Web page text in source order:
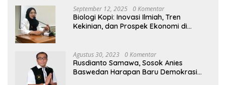
September 12, 2025 0 Komentar
Biologi Kopi: Inovasi Ilmiah, Tren
Kekinian, dan Prospek Ekonomi di
Agustus 30, 2023 0 Komentar
Rusdianto Samawa, Sosok Anies
Baswedan Harapan Baru Demokrasi